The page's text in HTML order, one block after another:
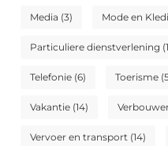
Media (3) Mode en
Particuliere dienstverlening
Telefonie (6) Toerisme
Vakantie (14)
Vervoer en transport (14)